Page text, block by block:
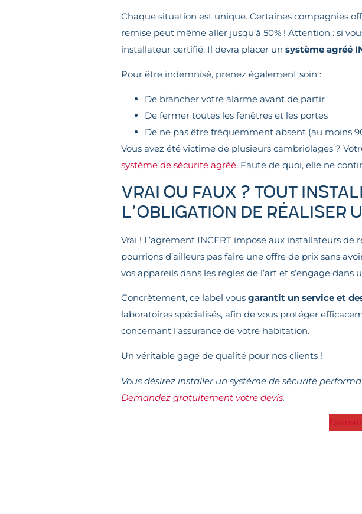
Chaque situation est unique. Certaines compagnies
remise peut même aller jusqu’à 50% ! Attention : si
installateur certifié. Il devra placer un système agréé
Pour être indemnisé, prenez également soin :
De brancher votre alarme avant de partir
De fermer toutes les fenêtres et les portes
De ne pas être fréquemment absent (au moins
Vous avez été victime de plusieurs cambriolages ?
système de sécurité agréé. Faute de quoi, elle ne
VRAI OU FAUX ? Tout
l’obligation de réaliser
Vrai ! L’agrément INCERT impose aux installateurs de
pourrions d’ailleurs pas faire une offre de prix sans
vos appareils dans les règles de l’art et s’engage
Concrètement, ce label vous garantit un service et
laboratoires spécialisés, afin de vous protéger
concernant l’assurance de votre habitation.
Un véritable gage de qualité pour nos clients !
Vous désirez installer un système de sécurité
Demandez gratuitement votre devis.